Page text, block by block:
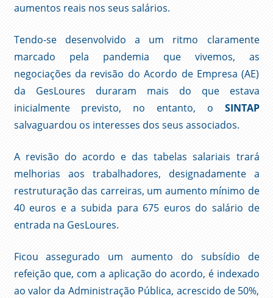
aumentos reais nos seus salários.
Tendo-se desenvolvido a um ritmo claramente
marcado pela pandemia que vivemos, as
negociações da revisão do Acordo de Empresa (AE)
da GesLoures duraram mais do que estava
inicialmente previsto, no entanto, o SINTAP
salvaguardou os interesses dos seus associados.
A revisão do acordo e das tabelas salariais trará
melhorias aos trabalhadores, designadamente a
restruturação das carreiras, um aumento mínimo de
40 euros e a subida para 675 euros do salário de
entrada na GesLoures.
Ficou assegurado um aumento do subsídio de
refeição que, com a aplicação do acordo, é indexado
ao valor da Administração Pública, acrescido de 50%,